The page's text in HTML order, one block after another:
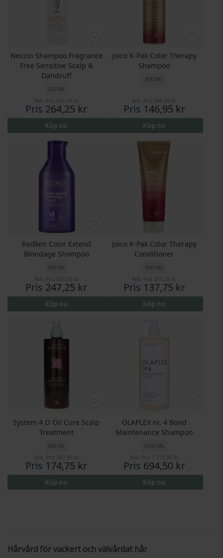
Neccin Shampoo Fragrance
Free Sensitive Scalp &
Dandruff
250 ML
Rek. Pris 265,50 kr
Pris 264,25 kr
Köp nu
Joico K-Pak Color Therapy
Shampoo
300 ML
Rek. Pris 348,95 kr
Pris 146,95 kr
Köp nu
Redken Color Extend
Blondage Shampoo
300 ML
Rek. Pris 330,25 kr
Pris 247,25 kr
Köp nu
Joico K-Pak Color Therapy
Conditioner
300 ML
Rek. Pris 355,25 kr
Pris 137,75 kr
Köp nu
System 4 O Oil Cure Scalp
Treatment
500 ML
Rek. Pris 347,95 kr
Pris 174,75 kr
Köp nu
OLAPLEX nr. 4 Bond
Maintenance Shampoo
1000 ML
Rek. Pris 1 275,95 kr
Pris 694,50 kr
Köp nu
Hårvård för vackert och välvårdat hår